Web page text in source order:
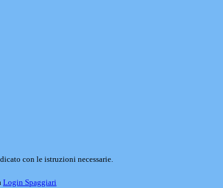
con le istruzioni necessarie.
Login Spaggiari